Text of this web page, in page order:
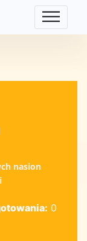
nasion
0